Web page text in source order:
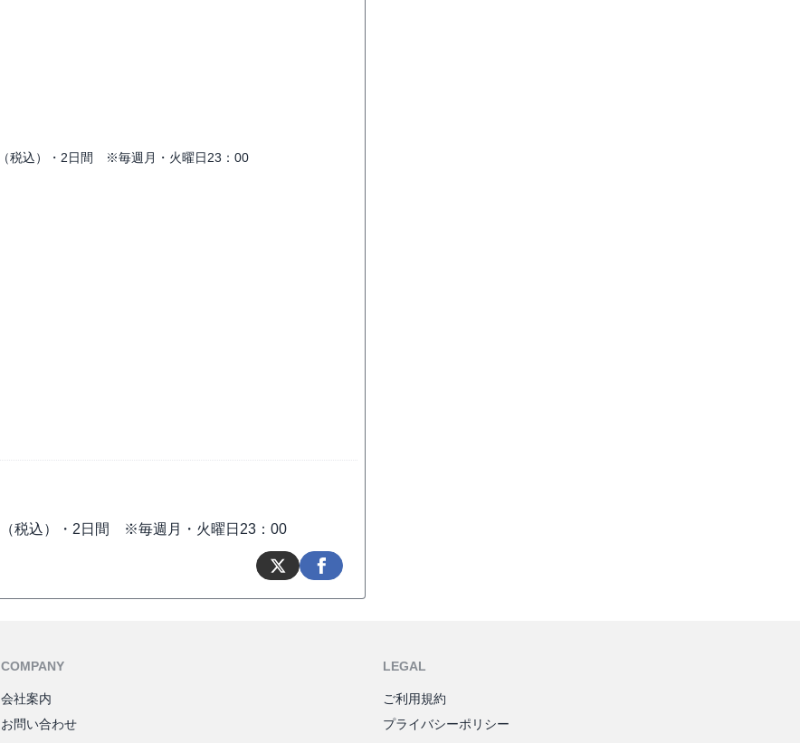
税込）・2日間 ※毎週月・火曜日23：00
（税込）・2日間 ※毎週月・火曜日23：00
COMPANY
会社案内
お問い合わせ
LEGAL
ご利用規約
プライバシーポリシー